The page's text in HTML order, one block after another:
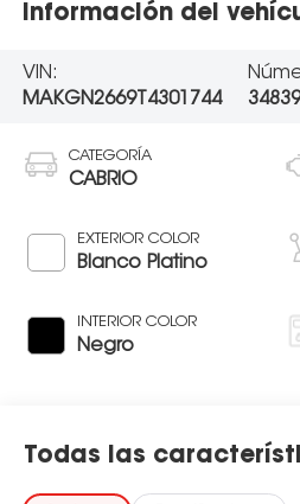
Información del
VIN:
MAKGN2669T4301744
CATEGORÍA
CABRIO
EXTERIOR COLOR
Blanco Platino
INTERIOR COLOR
Negro
Todas las